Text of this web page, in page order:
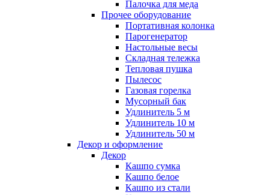
Палочка для меда
Прочее оборудование
Портативная колонка
Парогенератор
Настольные весы
Складная тележка
Тепловая пушка
Пылесос
Газовая горелка
Мусорный бак
Удлинитель 5 м
Удлинитель 10 м
Удлинитель 50 м
Декор и оформление
Декор
Кашпо сумка
Кашпо белое
Кашпо из стали